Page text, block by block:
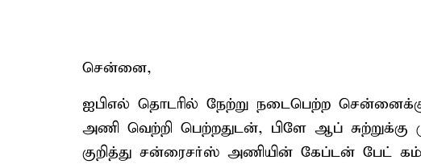
சென்னை,
ஐபிஎல் தொடரில் நேற்று நடைபெற்ற
அணி வெற்றி பெற்றதுடன், பிளே ஆப் சுற்றுக்கு
குறித்து சன்ரைசர்ஸ் அணியின் கேப்டன் பேட்